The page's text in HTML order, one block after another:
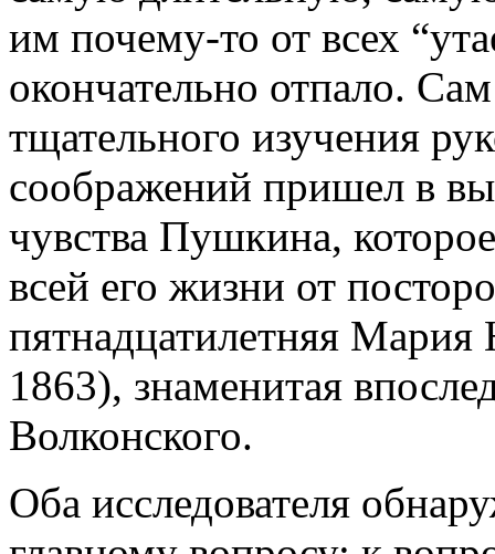
им почему-то от всех
окончательно отпало.
тщательного изучения
соображений пришел в
чувства Пушкина,
всей его жизни от
пятнадцатилетняя
1863), знаменитая
Волконского.
Оба исследователя